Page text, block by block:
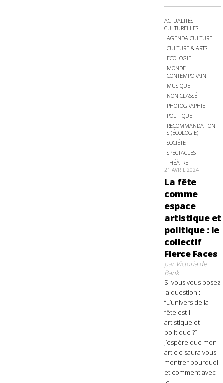
ACTUALITÉS
CULTURELLES
AGENDA CULTUREL
CULTURE & ARTS
ECOLOGIE
MONDE
CONTEMPORAIN
MUSIQUE
NON CLASSÉ
PHOTOGRAPHIE
POLITIQUE
RECOMMANDATION
S (ÉCOLOGIE)
SOCIÉTÉ
SPECTACLES
THÉÂTRE
21 AVRIL 2024
La fête
comme
espace
artistique et
politique : le
collectif
Fierce Faces
parVictoria de
Bank
Si vous vous posez
la question :
“L’univers de la
fête est-il
artistique et
politique ?”
J’espère que mon
article saura vous
montrer pourquoi
et comment avec